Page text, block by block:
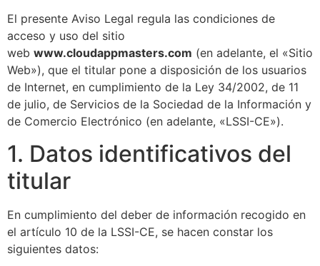
El presente Aviso Legal regula las condiciones de
acceso y uso del sitio
web www.cloudappmasters.com (en adelante, el «Sitio
Web»), que el titular pone a disposición de los usuarios
de Internet, en cumplimiento de la Ley 34/2002, de 11
de julio, de Servicios de la Sociedad de la Información y
de Comercio Electrónico (en adelante, «LSSI-CE»).
1. Datos identificativos del
titular
En cumplimiento del deber de información recogido en
el artículo 10 de la LSSI-CE, se hacen constar los
siguientes datos: